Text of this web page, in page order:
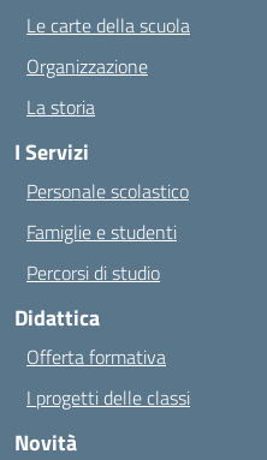
Le carte della scuola
Organizzazione
La storia
I Servizi
Personale scolastico
Famiglie e studenti
Percorsi di studio
Didattica
Offerta formativa
I progetti delle classi
Novità